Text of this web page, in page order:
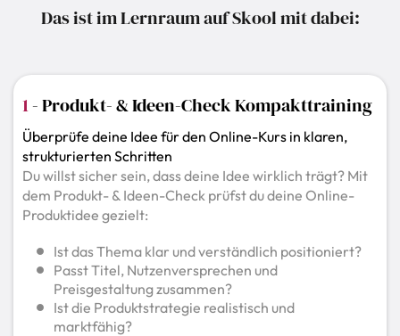
Das ist im Lernraum auf Skool mit dabei:
1- Produkt- & Ideen-Check Kompakttraining
Überprüfe deine Idee für den Online-Kurs in klaren,
strukturierten Schritten
Du willst sicher sein, dass deine Idee wirklich trägt? Mit
dem Produkt- & Ideen-Check prüfst du deine Online-
Produktidee gezielt:
Ist das Thema klar und verständlich positioniert?
Passt Titel, Nutzenversprechen und
Preisgestaltung zusammen?
Ist die Produktstrategie realistisch und
marktfähig?